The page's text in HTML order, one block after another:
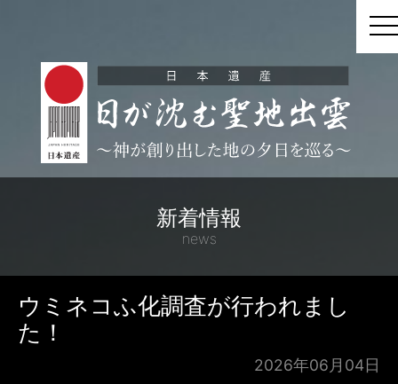
新着情報
news
ウミネコふ化調査が行われまし
た！
2026年06月04日